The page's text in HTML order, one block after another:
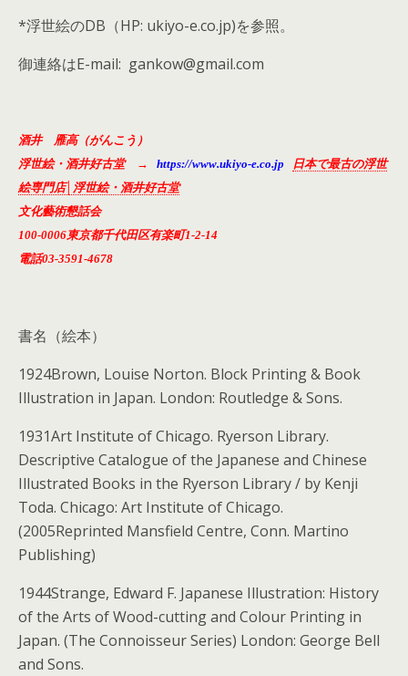
*浮世絵のDB（HP: ukiyo-e.co.jp)を参照。
御連絡はE-mail: gankow@gmail.com
酒井 雁高（がんこう）
浮世絵・酒井好古堂 → https://www.ukiyo-e.co.jp
日本で最古の浮世
絵専門店│浮世絵・酒井好古堂
文化藝術懇話会
100-0006東京都千代田区有楽町1-2-14
電話03-3591-4678
書名（絵本）
1924Brown, Louise Norton. Block Printing & Book
Illustration in Japan. London: Routledge & Sons.
1931Art Institute of Chicago. Ryerson Library.
Descriptive Catalogue of the Japanese and Chinese
Illustrated Books in the Ryerson Library / by Kenji
Toda. Chicago: Art Institute of Chicago.
(2005Reprinted Mansfield Centre, Conn. Martino
Publishing)
1944Strange, Edward F. Japanese Illustration: History
of the Arts of Wood-cutting and Colour Printing in
Japan. (The Connoisseur Series) London: George Bell
and Sons.